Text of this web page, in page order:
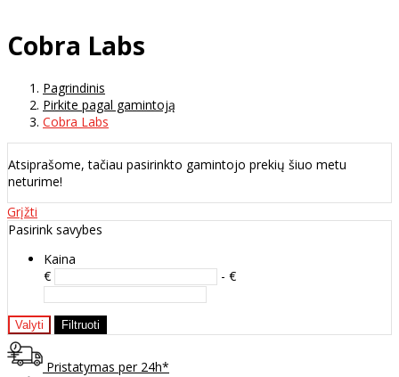
Cobra Labs
Pagrindinis
Pirkite pagal gamintoją
Cobra Labs
Atsiprašome, tačiau pasirinkto gamintojo prekių šiuo metu
neturime!
Grįžti
Pasirink savybes
Kaina
€
- €
Valyti Filtruoti
Pristatymas per 24h*